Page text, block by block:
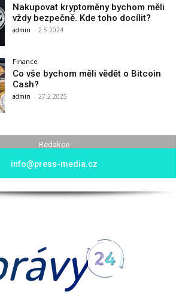
Nakupovat kryptoměny bychom měli
vždy bezpečně. Kde toho docílit?
admin - 2.5.2024
Finance
Co vše bychom měli vědět o Bitcoin
Cash?
admin - 27.2.2025
Redakce
info@press-media.cz